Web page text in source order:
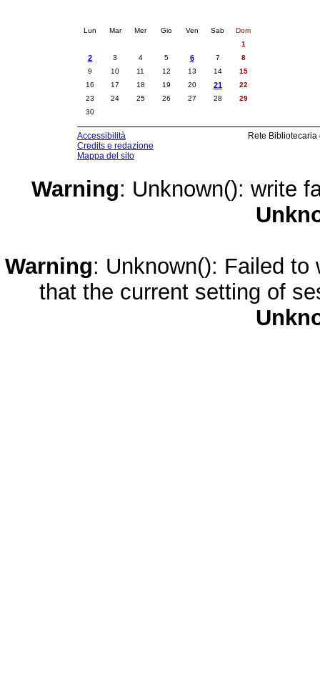
Lun Mar Mer Gio Ven Sab
Dom
1
2 3 4 5 6 7
8
9
10 11 12 13 14
15
16
17 18 19 20 21
22
23
24 25 26 27 28
29
30
Accessibilità
Credits e redazione
Mappa del sito
Rete
Warning: Unknown(): write
Warning: Unknown(): Failed
that the current setting of